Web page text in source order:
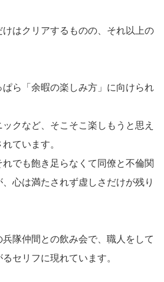
はクリアするものの、それ以上の
ら「余暇の楽しみ方」に向けられ
クなど、そこそこ楽しもうと思え
ています。
でも飽き足らなくて同僚と不倫関
心は満たされず虚しさだけが残り
隊仲間との飲み会で、職人をして
セリフに現れています。